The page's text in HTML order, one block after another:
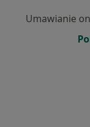
Umawianie